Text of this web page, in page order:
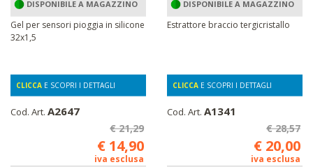
DISPONIBILE A MAGAZZINO
Gel per sensori pioggia in silicone
32x1,5
CLICCA E SCOPRI I DETTAGLI
Cod. Art. A2647
€ 21,29
€ 14,90
iva esclusa
DISPONIBILE A MAGAZZINO
Estrattore braccio tergicristallo
CLICCA E SCOPRI I DETTAGLI
Cod. Art. A1341
€ 28,57
€ 20,00
iva esclusa